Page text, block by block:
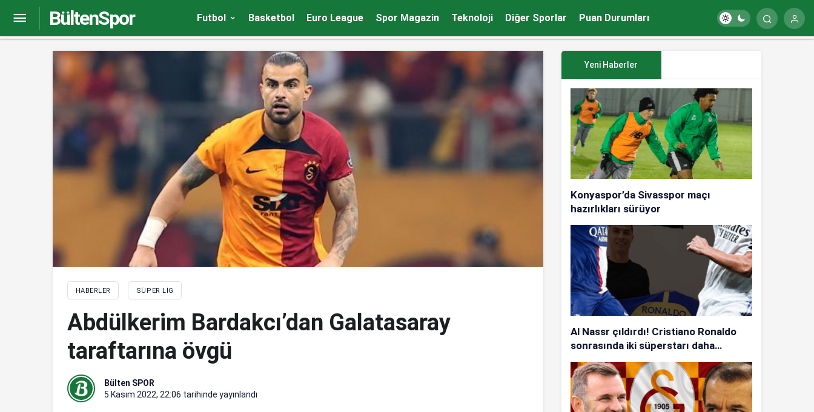
BültenSpor Futbol Basketbol Euro League Spor Magazin Teknoloji Diğer Sporlar Puan Durumları
HABERLER SÜPER LIG
Abdülkerim Bardakcı’dan Galatasaray
taraftarına övgü
Bülten SPOR
5 Kasım 2022, 22:06 tarihinde yayınlandı
Yeni Haberler
Konyaspor’da Sivasspor maçı
hazırlıkları sürüyor
Al Nassr çıldırdı! Cristiano Ronaldo
sonrasında iki süperstarı daha
istiyorlar…
Sacha Boey’den takım arkadaşlarına tebrik